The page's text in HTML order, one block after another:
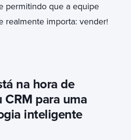
permitindo que a equipe
realmente importa: vender!
na hora de
CRM para uma
inteligente